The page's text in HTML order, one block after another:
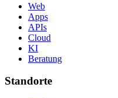
Web
Apps
APIs
Cloud
KI
Beratung
Standorte